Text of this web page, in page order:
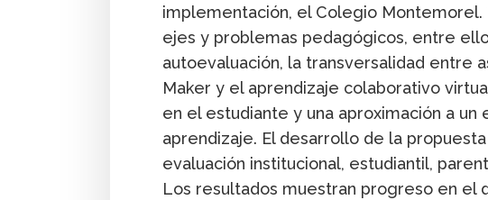
implementación, el Colegio
ejes y problemas pedagógicos, entre
autoevaluación, la transversalidad entre
Maker y el aprendizaje colaborativo
en el estudiante y una aproximación a
aprendizaje. El desarrollo de la
evaluación institucional, estudiantil,
Los resultados muestran progreso en el